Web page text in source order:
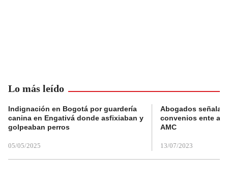
Lo más leído
Indignación en Bogotá por guardería
canina en Engativá donde asfixiaban y
golpeaban perros
05/05/2025
Abogados
convenios ente
AMC
13/07/2023